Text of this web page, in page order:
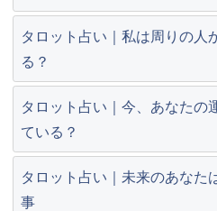
タロット占い｜私は周りの人
る？
タロット占い｜今、あなたの
ている？
タロット占い｜未来のあなた
事